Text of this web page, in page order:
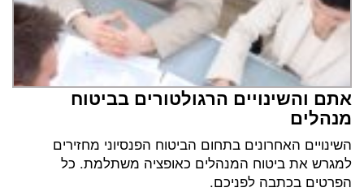
אתם והשינויים הרגולטורים בביטוח
מנהלים
השינויים האחרונים בתחום הביטוח הפנסיוני מחזירים
למגרש את ביטוח המנהלים כאופציה משתלמת. כל
הפרטים בכתבה לפניכם.